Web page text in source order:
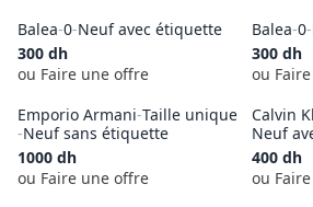
Balea-0-Neuf avec étiquette
300 dh
ou Faire une offre
Balea-0-
300 dh
ou
Emporio Armani-Taille unique
-Neuf sans étiquette
1000 dh
ou Faire une offre
Calvin
Neuf
400 dh
ou